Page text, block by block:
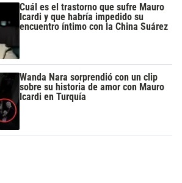
Cuál es el trastorno que sufre Mauro
Icardi y que habría impedido su
encuentro íntimo con la China Suárez
Wanda Nara sorprendió con un clip
sobre su historia de amor con Mauro
Icardi en Turquía